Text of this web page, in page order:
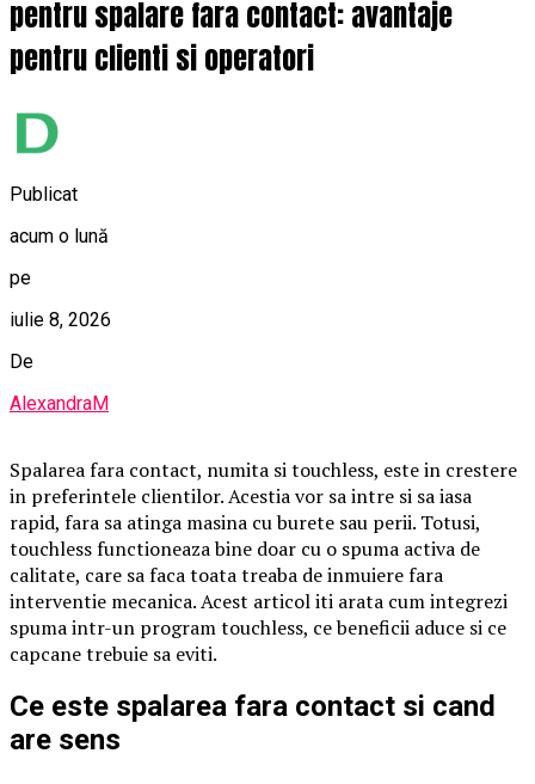
pentru spalare fara contact: avantaje
pentru clienti si operatori
Publicat
acum o lună
pe
iulie 8, 2026
De
AlexandraM
Spalarea fara contact, numita si touchless, este in crestere
in preferintele clientilor. Acestia vor sa intre si sa iasa
rapid, fara sa atinga masina cu burete sau perii. Totusi,
touchless functioneaza bine doar cu o spuma activa de
calitate, care sa faca toata treaba de inmuiere fara
interventie mecanica. Acest articol iti arata cum integrezi
spuma intr-un program touchless, ce beneficii aduce si ce
capcane trebuie sa eviti.
Ce este spalarea fara contact si cand
are sens